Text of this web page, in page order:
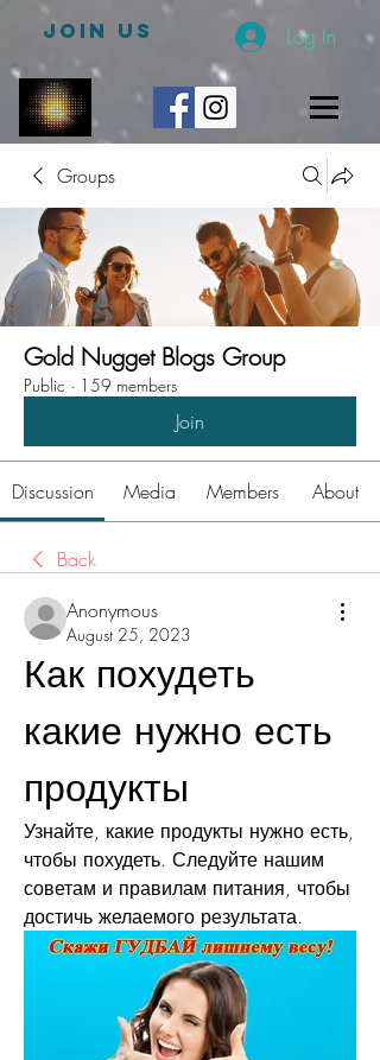
JOIN US Log In
Groups
Gold Nugget Blogs Group
Public · 159 members
Join
Discussion Media Members About
Back
Anonymous
August 25, 2023
Как похудеть
какие нужно есть
продукты
Узнайте, какие продукты нужно есть,
чтобы похудеть. Следуйте нашим
советам и правилам питания, чтобы
достичь желаемого результата.